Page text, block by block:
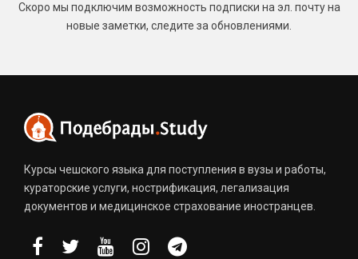
Скоро мы подключим возможность подписки на эл. почту на
новые заметки, следите за обновлениями.
Курсы чешского языка для поступления в вузы и работы,
кураторские услуги, нострификация, легализация
документов и медицинское страхование иностранцев.